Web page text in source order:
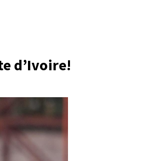
d’Ivoire!